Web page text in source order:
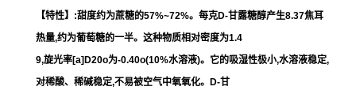
【特性】:甜度约为蔗糖的57%~72%。每克D-甘露糖醇产生8.37焦耳
热量,约为葡萄糖的一半。这种物质相对密度为1.4
9,旋光率[a]D20o为-0.40o(10%水溶液)。它的吸湿性极小,水溶液稳定,
对稀酸、稀碱稳定,不易被空气中氧氧化。D-甘